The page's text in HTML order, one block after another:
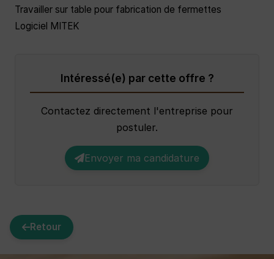
Travailler sur table pour fabrication de fermettes
Logiciel MITEK
Intéressé(e) par cette offre ?
Contactez directement l'entreprise pour
postuler.
Envoyer ma candidature
Retour